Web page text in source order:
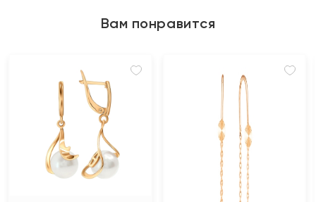
Вам понравится